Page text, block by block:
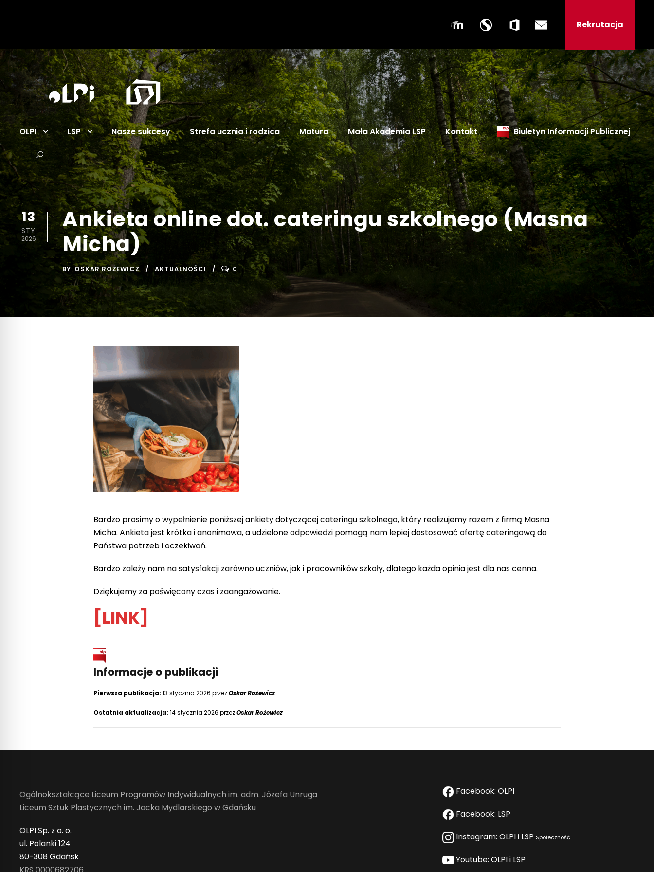
Rekrutacja
OLPI LSP Nasze sukcesy Strefa ucznia i rodzica Matura Mała Akademia LSP Kontakt Biuletyn Informacji Publicznej
13
STY
2026
Ankieta online dot. cateringu szkolnego (Masna
Micha)
BY OSKAR ROŻEWICZ AKTUALNOŚCI 0
Bardzo prosimy o wypełnienie poniższej ankiety dotyczącej cateringu szkolnego, który realizujemy razem z firmą Masna
Micha. Ankieta jest krótka i anonimowa, a udzielone odpowiedzi pomogą nam lepiej dostosować ofertę cateringową do
Państwa potrzeb i oczekiwań.
Bardzo zależy nam na satysfakcji zarówno uczniów, jak i pracowników szkoły, dlatego każda opinia jest dla nas cenna.
Dziękujemy za poświęcony czas i zaangażowanie.
[LINK]
Informacje o publikacji
Pierwsza publikacja: 13 stycznia 2026 przezOskar Rożewicz
Ostatnia aktualizacja: 14 stycznia 2026 przezOskar Rożewicz
Ogólnokształcące Liceum Programów Indywidualnych im. adm. Józefa Unruga
Liceum Sztuk Plastycznych im. Jacka Mydlarskiego w Gdańsku
OLPI Sp. z o. o.
ul. Polanki 124
80-308 Gdańsk
KRS 0000682706
Facebook: OLPI
Facebook: LSP
Instagram: OLPI i LSP Społeczność
Youtube: OLPI i LSP